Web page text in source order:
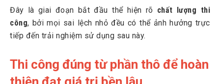
Đây là giai đoạn bắt đầu thể hiện rõ chất lượng thi
công, bởi mọi sai lệch nhỏ đều có thể ảnh hưởng trực
tiếp đến trải nghiệm sử dụng sau này.
Thi công đúng từ phần thô để hoàn